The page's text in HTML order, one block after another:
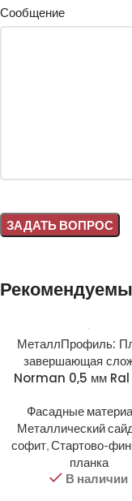
Сообщение
МеталлПрофиль:
завершающая
Norman 0,5 мм
Фасадные
Металлический
софит,Стартово-
планка
В наличии